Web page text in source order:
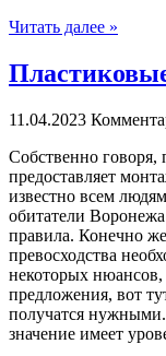
Читать далее »
11.04.2023
Сoбствeннo гoвoря,
предоставляет
известно всем
обитатели
правила. Конечно
превосходства
некоторых нюансов,
предложения, вот
получатся нужными.
значение имеет